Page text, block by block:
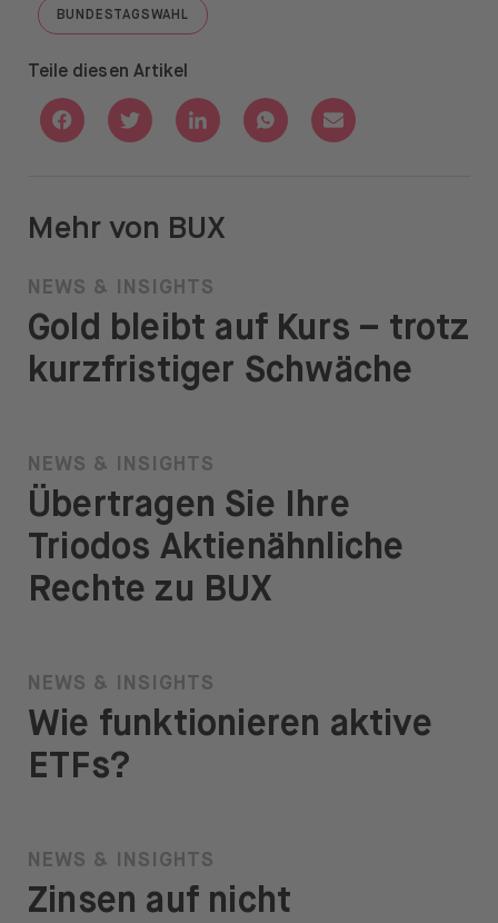
BUNDESTAGSWAHL
GO TO "BUNDESTAGSWAHL"
Teile diesen Artikel
Share with Facebook
Share with Twitter
Share with Linkedin
Share with Whatsapp
Share with Email
Mehr von BUX
NEWS & INSIGHTS
Gold bleibt auf Kurs – trotz
kurzfristiger Schwäche
NEWS & INSIGHTS
Übertragen Sie Ihre
Triodos Aktienähnliche
Rechte zu BUX
NEWS & INSIGHTS
Wie funktionieren aktive
ETFs?
NEWS & INSIGHTS
Zinsen auf nicht